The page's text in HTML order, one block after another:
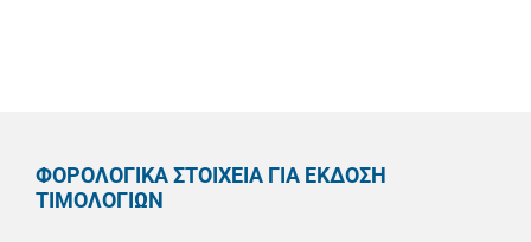
ΦΟΡΟΛΟΓΙΚΑ ΣΤΟΙΧΕΙΑ ΓΙΑ ΕΚΔΟΣΗ
ΤΙΜΟΛΟΓΙΩΝ